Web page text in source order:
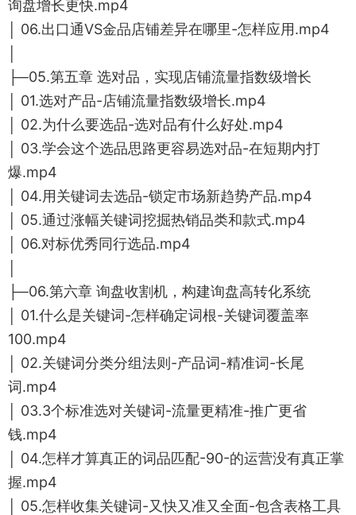
询盘增长更快.mp4
│ 06.出口通VS金品店铺差异在哪里-怎样应用.mp4
├─05.第五章 选对品，实现店铺流量指数级增长
│ 01.选对产品-店铺流量指数级增长.mp4
│ 02.为什么要选品-选对品有什么好处.mp4
│ 03.学会这个选品思路更容易选对品-在短期内打
爆.mp4
│ 04.用关键词去选品-锁定市场新趋势产品.mp4
│ 05.通过涨幅关键词挖掘热销品类和款式.mp4
│ 06.对标优秀同行选品.mp4
├─06.第六章 询盘收割机，构建询盘高转化系统
│ 01.什么是关键词-怎样确定词根-关键词覆盖率
100.mp4
│ 02.关键词分类分组法则-产品词-精准词-长尾
词.mp4
│ 03.3个标准选对关键词-流量更精准-推广更省
钱.mp4
│ 04.怎样才算真正的词品匹配-90-的运营没有真正掌
握.mp4
│ 05.怎样收集关键词-又快又准又全面-包含表格工具